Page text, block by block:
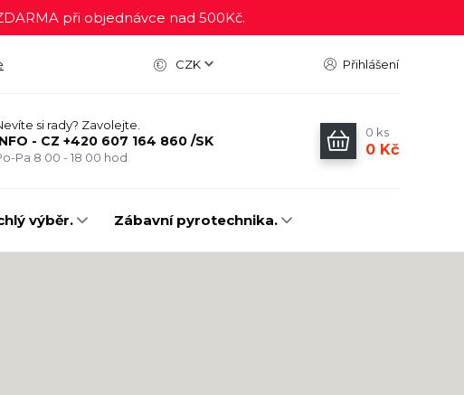
při objednávce nad 500Kč.
CZK Přihlášení
si rady? Zavolejte.
- CZ +420 607 164 860 /SK
Pa 8 00 - 18 00 hod
0 ks
0 Kč
výběr. Zábavní pyrotechnika.